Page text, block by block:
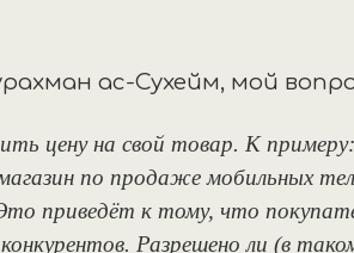
ас-Сухейм, мой
цену на свой товар. К
по продаже мобильных
приведёт к тому, что
Разрешено ли (в